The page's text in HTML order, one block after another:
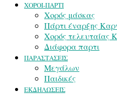
ΧΟΡΟΙ-ΠΑΡΤΙ
Χορός μάσκας
Πάρτι έναρξης
Χορός τελευταίας
Διάφορα παρτι
ΠΑΡΑΣΤΑΣΕΙΣ
Μεγάλων
Παιδικές
ΕΚΔΗΛΩΣΕΙΣ